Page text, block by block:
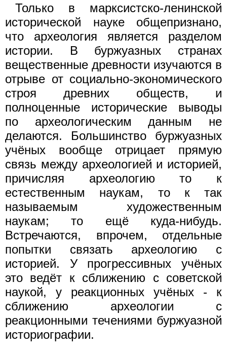
Только в марксистско-ленинской
исторической науке общепризнано,
что археология является разделом
истории. В буржуазных странах
вещественные древности изучаются в
отрыве от социально-экономического
строя древних обществ, и
полноценные исторические выводы
по археологическим данным не
делаются. Большинство буржуазных
учёных вообще отрицает прямую
связь между археологией и историей,
причисляя археологию то к
естественным наукам, то к так
называемым художественным
наукам; то ещё куда-нибудь.
Встречаются, впрочем, отдельные
попытки связать археологию с
историей. У прогрессивных учёных
это ведёт к сближению с советской
наукой, у реакционных учёных - к
сближению археологии с
реакционными течениями буржуазной
историографии.